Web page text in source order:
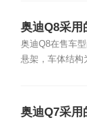
奥迪Q8采用
奥迪Q8在售车
悬架，车体结构
奥迪Q7采用